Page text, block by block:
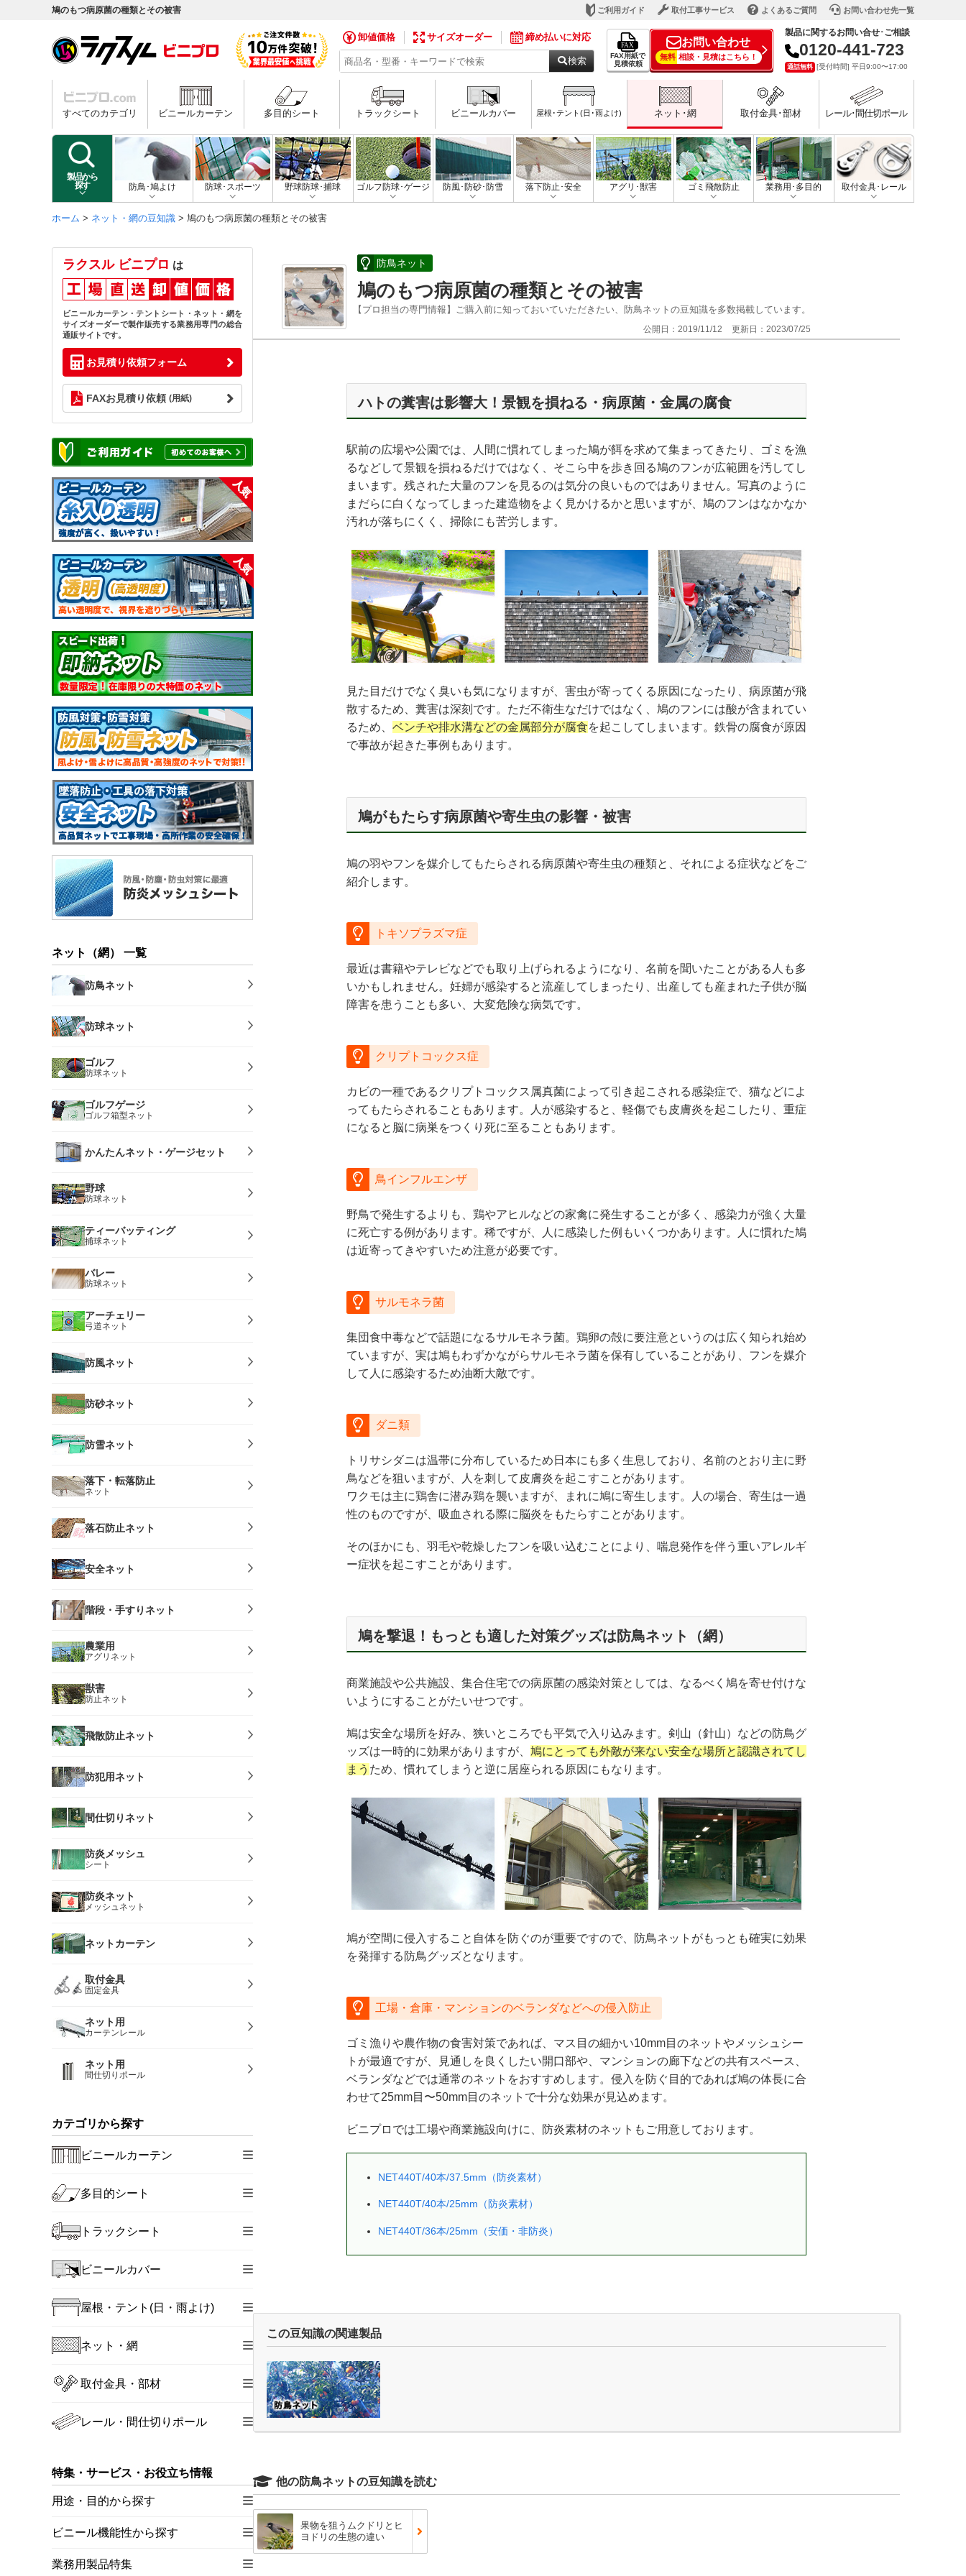
鳩のもつ病原菌の種類とその被害 ご利用ガイド 取付工事サービス よくあるご質問 お問い合わせ先一覧
卸値価格 サイズオーダー 締め払いに対応
検索
FAX用紙で
見積依頼
お問い合わせ
無料 相談・見積はこちら！
製品に関するお問い合せ･ご相談
0120-441-723
通話無料 [受付時間] 平日9:00〜17:00
すべてのカテゴリ ビニールカーテン 多目的シート トラックシート ビニールカバー 屋根･テント(日･雨よけ) ネット･網 取付金具･部材 レール･間仕切ポール
製品から
探す
防鳥･鳩よけ 防球･スポーツ 野球防球･捕球 ゴルフ防球･ゲージ 防風･防砂･防雪 落下防止･安全 アグリ･獣害 ゴミ飛散防止 業務用･多目的 取付金具･レール
ホーム > ネット・網の豆知識 > 鳩のもつ病原菌の種類とその被害
防鳥ネット
鳩のもつ病原菌の種類とその被害
【プロ担当の専門情報】ご購入前に知っておいていただきたい、防鳥ネットの豆知識を多数掲載しています。
公開日：2019/11/12 更新日：2023/07/25
ハトの糞害は影響大！景観を損ねる・病原菌・金属の腐食
駅前の広場や公園では、人間に慣れてしまった鳩が餌を求めて集まってきたり、ゴミを漁
るなどして景観を損ねるだけではなく、そこら中を歩き回る鳩のフンが広範囲を汚してし
まいます。残された大量のフンを見るのは気分の良いものではありません。写真のように
まだらに白くなってしまった建造物をよく見かけるかと思いますが、鳩のフンはなかなか
汚れが落ちにくく、掃除にも苦労します。
見た目だけでなく臭いも気になりますが、害虫が寄ってくる原因になったり、病原菌が飛
散するため、糞害は深刻です。ただ不衛生なだけではなく、鳩のフンには酸が含まれてい
るため、 ベンチや排水溝などの金属部分が腐食を起こしてしまいます。鉄骨の腐食が原因
で事故が起きた事例もあります。
鳩がもたらす病原菌や寄生虫の影響・被害
鳩の羽やフンを媒介してもたらされる病原菌や寄生虫の種類と、それによる症状などをご
紹介します。
トキソプラズマ症
最近は書籍やテレビなどでも取り上げられるようになり、名前を聞いたことがある人も多
いかもしれません。妊婦が感染すると流産してしまったり、出産しても産まれた子供が脳
障害を患うことも多い、大変危険な病気です。
クリプトコックス症
カビの一種であるクリプトコックス属真菌によって引き起こされる感染症で、猫などによ
ってもたらされることもあります。人が感染すると、軽傷でも皮膚炎を起こしたり、重症
になると脳に病巣をつくり死に至ることもあります。
鳥インフルエンザ
野鳥で発生するよりも、鶏やアヒルなどの家禽に発生することが多く、感染力が強く大量
に死亡する例があります。稀ですが、人に感染した例もいくつかあります。人に慣れた鳩
は近寄ってきやすいため注意が必要です。
サルモネラ菌
集団食中毒などで話題になるサルモネラ菌。鶏卵の殻に要注意というのは広く知られ始め
ていますが、実は鳩もわずかながらサルモネラ菌を保有していることがあり、フンを媒介
して人に感染するため油断大敵です。
ダニ類
トリサシダニは温帯に分布しているため日本にも多く生息しており、名前のとおり主に野
鳥などを狙いますが、人を刺して皮膚炎を起こすことがあります。
ワクモは主に鶏舎に潜み鶏を襲いますが、まれに鳩に寄生します。人の場合、寄生は一過
性のものですが、吸血される際に脳炎をもたらすことがあります。
そのほかにも、羽毛や乾燥したフンを吸い込むことにより、喘息発作を伴う重いアレルギ
ー症状を起こすことがあります。
鳩を撃退！もっとも適した対策グッズは防鳥ネット（網）
商業施設や公共施設、集合住宅での病原菌の感染対策としては、なるべく鳩を寄せ付けな
いようにすることがたいせつです。
鳩は安全な場所を好み、狭いところでも平気で入り込みます。剣山（針山）などの防鳥グ
ッズは一時的に効果がありますが、 鳩にとっても外敵が来ない安全な場所と認識されてし
まう ため、慣れてしまうと逆に居座られる原因にもなります。
鳩が空間に侵入すること自体を防ぐのが重要ですので、防鳥ネットがもっとも確実に効果
を発揮する防鳥グッズとなります。
工場・倉庫・マンションのベランダなどへの侵入防止
ゴミ漁りや農作物の食害対策であれば、マス目の細かい10mm目のネットやメッシュシー
トが最適ですが、見通しを良くしたい開口部や、マンションの廊下などの共有スペース、
ベランダなどでは通常のネットをおすすめします。侵入を防ぐ目的であれば鳩の体長に合
わせて25mm目〜50mm目のネットで十分な効果が見込めます。
ビニプロでは工場や商業施設向けに、防炎素材のネットもご用意しております。
NET440T/40本/37.5mm（防炎素材）
NET440T/40本/25mm（防炎素材）
NET440T/36本/25mm（安価・非防炎）
この豆知識の関連製品
他の防鳥ネットの豆知識を読む
果物を狙うムクドリとヒ
ヨドリの生態の違い
ラクスル ビニプロ は
ビニールカーテン・テントシート・ネット・網を
サイズオーダーで製作販売する業務用専門の総合
通販サイトです。
お見積り依頼フォーム
FAXお見積り依頼 (用紙)
ネット（網） 一覧
防鳥ネット
防球ネット
ゴルフ
防球ネット
ゴルフゲージ
ゴルフ箱型ネット
かんたんネット・ゲージセット
野球
防球ネット
ティーバッティング
捕球ネット
バレー
防球ネット
アーチェリー
弓道ネット
防風ネット
防砂ネット
防雪ネット
落下・転落防止
ネット
落石防止ネット
安全ネット
階段・手すりネット
農業用
アグリネット
獣害
防止ネット
飛散防止ネット
防犯用ネット
間仕切りネット
防炎メッシュ
シート
防炎ネット
メッシュネット
ネットカーテン
取付金具
固定金具
ネット用
カーテンレール
ネット用
間仕切りポール
カテゴリから探す
ビニールカーテン
多目的シート
トラックシート
ビニールカバー
屋根・テント(日・雨よけ)
ネット・網
取付金具・部材
レール・間仕切りポール
特集・サービス・お役立ち情報
用途・目的から探す
ビニール機能性から探す
業務用製品特集